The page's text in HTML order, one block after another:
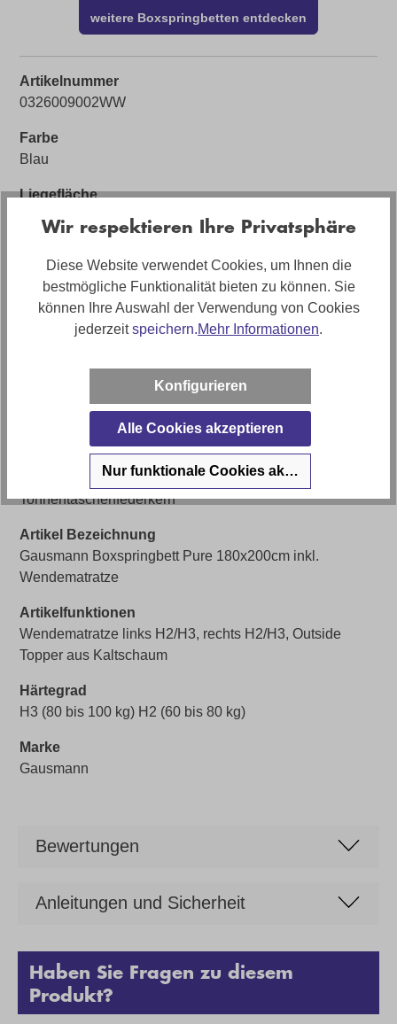
weitere Boxspringbetten entdecken
Artikelnummer
0326009002WW
Farbe
Blau
Liegefläche
Stoff
Sofort Lieferbar 🚚
Ja (solange Vorrat reicht)
Stoff Palermo 7463 ocean
Artikelabmessungen
Breite: 180 cm, Tiefe: 200 cm, Höhe: 120 cm
Polstermaterial
Tonnentaschenfederkern
Artikel Bezeichnung
Gausmann Boxspringbett Pure 180x200cm inkl.
Wendematratze
Artikelfunktionen
Wendematratze links H2/H3, rechts H2/H3, Outside
Topper aus Kaltschaum
Härtegrad
H3 (80 bis 100 kg) H2 (60 bis 80 kg)
Marke
Gausmann
Bewertungen
Anleitungen und Sicherheit
Haben Sie Fragen zu diesem
Produkt?
Wir respektieren Ihre Privatsphäre
Diese Website verwendet Cookies, um Ihnen die
bestmögliche Funktionalität bieten zu können. Sie
können Ihre Auswahl der Verwendung von Cookies
jederzeitspeichern.Mehr Informationen.
Konfigurieren
Alle Cookies akzeptieren
Nur funktionale Cookies akzeptieren